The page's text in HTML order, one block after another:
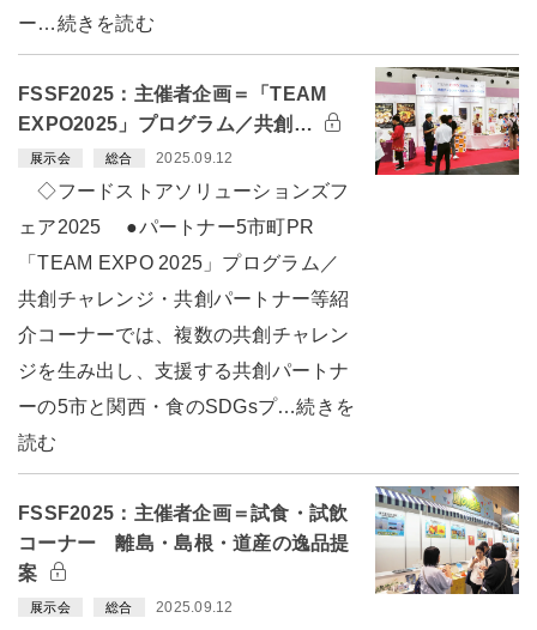
ー…続きを読む
FSSF2025：主催者企画＝「TEAM
EXPO2025」プログラム／共創…
展示会 総合 2025.09.12
◇フードストアソリューションズフ
ェア2025 ●パートナー5市町PR
「TEAM EXPO 2025」プログラム／
共創チャレンジ・共創パートナー等紹
介コーナーでは、複数の共創チャレン
ジを生み出し、支援する共創パートナ
ーの5市と関西・食のSDGsプ…続きを
読む
FSSF2025：主催者企画＝試食・試飲
コーナー 離島・島根・道産の逸品提
案
展示会 総合 2025.09.12